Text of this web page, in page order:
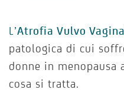
L’Atrofia Vulvo
patologica di cui
donne in menopausa
cosa si tratta.